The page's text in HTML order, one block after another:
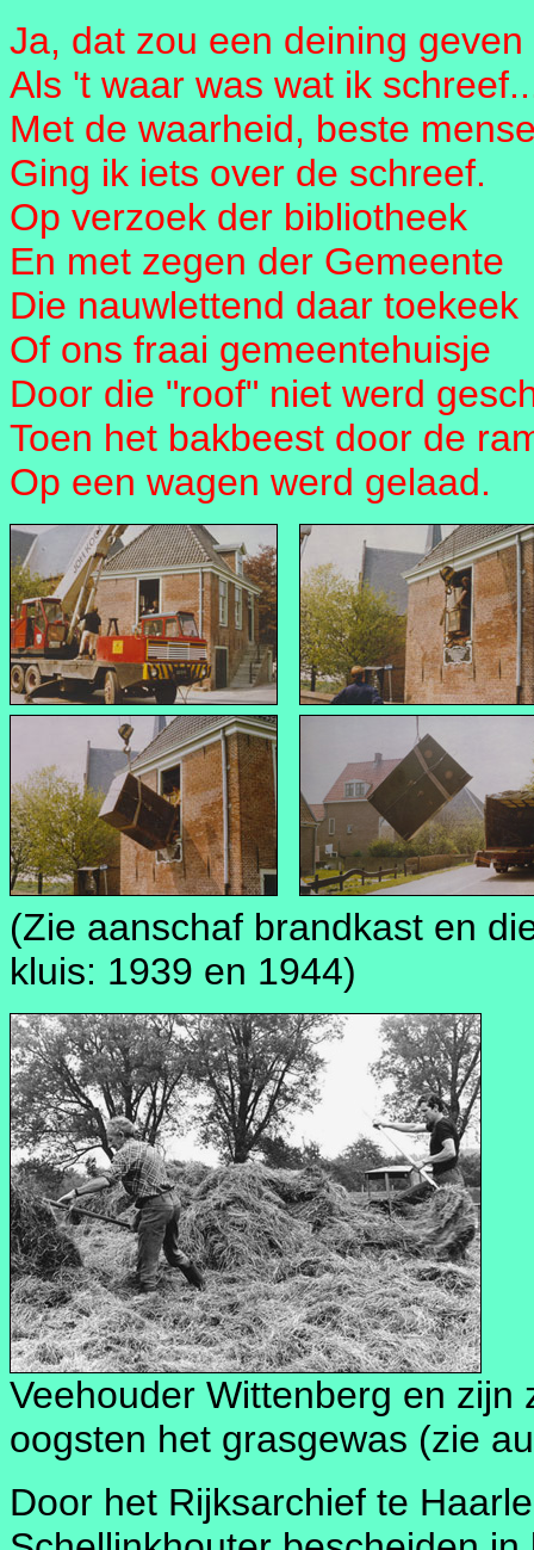
Ja, dat zou een deining geven
Als 't waar was wat ik
Met de waarheid, beste
Ging ik iets over de schreef.
Op verzoek der bibliotheek
En met zegen der Gemeente
Die nauwlettend daar toekeek
Of ons fraai gemeentehuisje
Door die "roof" niet werd
Toen het bakbeest door de
Op een wagen werd gelaad.
(Zie aanschaf brandkast en
kluis: 1939 en 1944)
Veehouder Wittenberg en
oogsten het grasgewas (zie
Door het Rijksarchief te